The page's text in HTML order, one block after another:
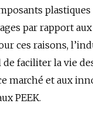
par rapport
ces raisons,
faciliter la vie
marché et aux
PEEK.